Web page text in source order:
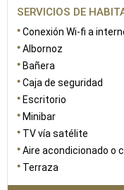
SERVICIOS DE
Conexión Wi-fi a
Albornoz
Bañera
Caja de seguridad
Escritorio
Minibar
TV vía satélite
Aire acondicionado o
Terraza